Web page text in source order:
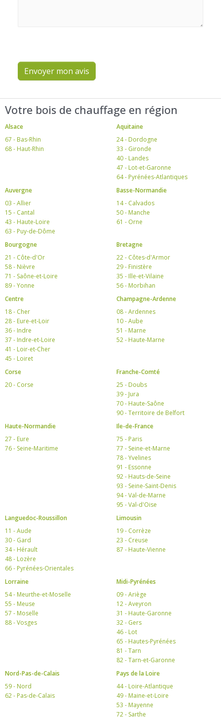
Envoyer mon avis
Votre bois de chauffage en région
Alsace
67 - Bas-Rhin
68 - Haut-Rhin
Aquitaine
24 - Dordogne
33 - Gironde
40 - Landes
47 - Lot-et-Garonne
64 - Pyrénées-Atlantiques
Auvergne
03 - Allier
15 - Cantal
43 - Haute-Loire
63 - Puy-de-Dôme
Basse-Normandie
14 - Calvados
50 - Manche
61 - Orne
Bourgogne
21 - Côte-d'Or
58 - Nièvre
71 - Saône-et-Loire
89 - Yonne
Bretagne
22 - Côtes-d'Armor
29 - Finistère
35 - Ille-et-Vilaine
56 - Morbihan
Centre
18 - Cher
28 - Eure-et-Loir
36 - Indre
37 - Indre-et-Loire
41 - Loir-et-Cher
45 - Loiret
Champagne-Ardenne
08 - Ardennes
10 - Aube
51 - Marne
52 - Haute-Marne
Corse
20 - Corse
Franche-Comté
25 - Doubs
39 - Jura
70 - Haute-Saône
90 - Territoire de Belfort
Haute-Normandie
27 - Eure
76 - Seine-Maritime
Ile-de-France
75 - Paris
77 - Seine-et-Marne
78 - Yvelines
91 - Essonne
92 - Hauts-de-Seine
93 - Seine-Saint-Denis
94 - Val-de-Marne
95 - Val-d'Oise
Languedoc-Roussillon
11 - Aude
30 - Gard
34 - Hérault
48 - Lozère
66 - Pyrénées-Orientales
Limousin
19 - Corrèze
23 - Creuse
87 - Haute-Vienne
Lorraine
54 - Meurthe-et-Moselle
55 - Meuse
57 - Moselle
88 - Vosges
Midi-Pyrénées
09 - Ariège
12 - Aveyron
31 - Haute-Garonne
32 - Gers
46 - Lot
65 - Hautes-Pyrénées
81 - Tarn
82 - Tarn-et-Garonne
Nord-Pas-de-Calais
59 - Nord
62 - Pas-de-Calais
Pays de la Loire
44 - Loire-Atlantique
49 - Maine-et-Loire
53 - Mayenne
72 - Sarthe